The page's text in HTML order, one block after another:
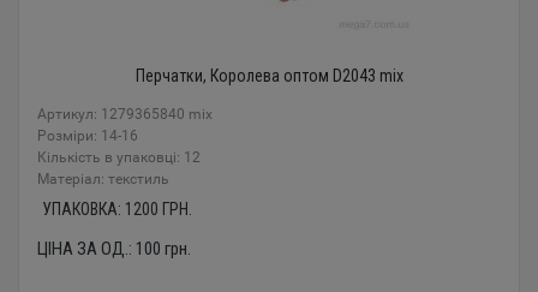
Перчатки, Королева оптом D2043 mix
Артикул: 1279365840 mix
Розміри: 14-16
Кількість в упаковці: 12
Mатеріал: текстиль
УПАКОВКА: 1200 ГРН.
ЦІНА ЗА ОД.: 100 грн.